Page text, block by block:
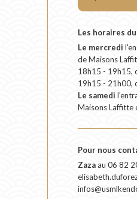
Les horaires
Le mercredi
de Maisons
18h15 - 19h15,
19h15 - 21h00,
Le samedi
Maisons Laffitte
Pour nous
Zazaau 06 82